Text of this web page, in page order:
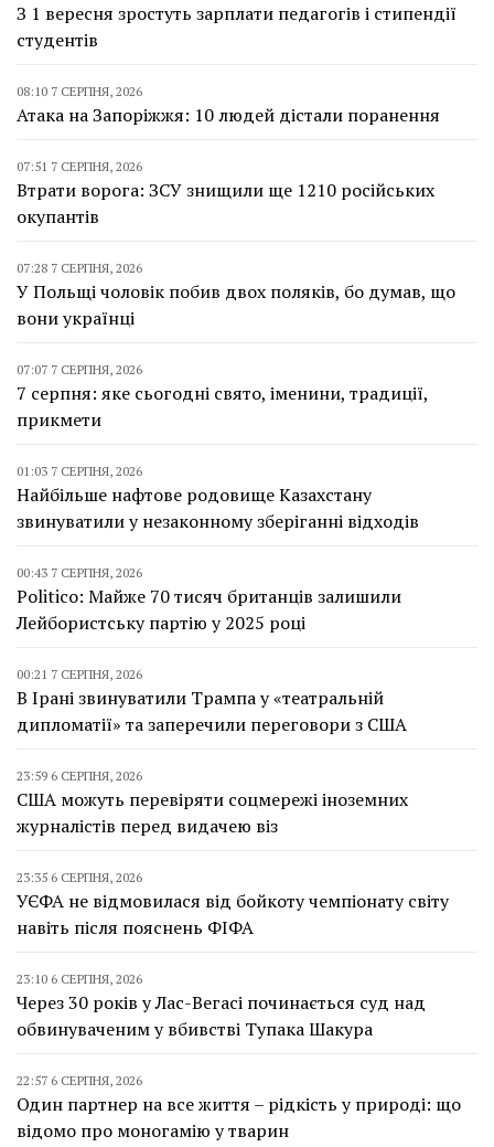
З 1 вересня зростуть зарплати педагогів і стипендії
студентів
08:10 7 СЕРПНЯ, 2026
Атака на Запоріжжя: 10 людей дістали поранення
07:51 7 СЕРПНЯ, 2026
Втрати ворога: ЗСУ знищили ще 1210 російських
окупантів
07:28 7 СЕРПНЯ, 2026
У Польщі чоловік побив двох поляків, бо думав, що
вони українці
07:07 7 СЕРПНЯ, 2026
7 серпня: яке сьогодні свято, іменини, традиції,
прикмети
01:03 7 СЕРПНЯ, 2026
Найбільше нафтове родовище Казахстану
звинуватили у незаконному зберіганні відходів
00:43 7 СЕРПНЯ, 2026
Politico: Майже 70 тисяч британців залишили
Лейбористську партію у 2025 році
00:21 7 СЕРПНЯ, 2026
В Ірані звинуватили Трампа у «театральній
дипломатії» та заперечили переговори з США
23:59 6 СЕРПНЯ, 2026
США можуть перевіряти соцмережі іноземних
журналістів перед видачею віз
23:35 6 СЕРПНЯ, 2026
УЄФА не відмовилася від бойкоту чемпіонату світу
навіть після пояснень ФІФА
23:10 6 СЕРПНЯ, 2026
Через 30 років у Лас-Вегасі починається суд над
обвинуваченим у вбивстві Тупака Шакура
22:57 6 СЕРПНЯ, 2026
Один партнер на все життя – рідкість у природі: що
відомо про моногамію у тварин